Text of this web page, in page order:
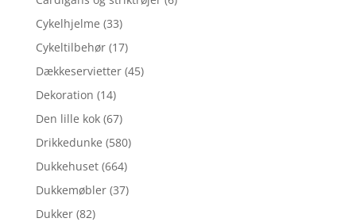
Cykelhjelme (33)
Cykeltilbehør (17)
Dækkeservietter (45)
Dekoration (14)
Den lille kok (67)
Drikkedunke (580)
Dukkehuset (664)
Dukkemøbler (37)
Dukker (82)